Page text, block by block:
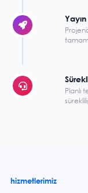
Planlı
hizmetlerimiz